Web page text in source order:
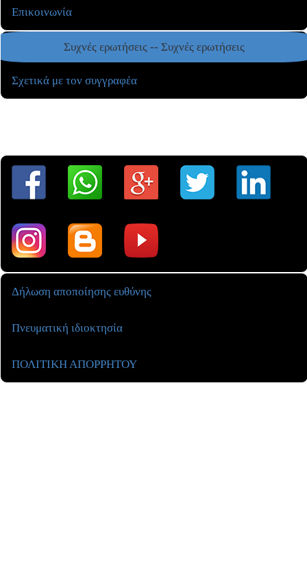
Επικοινωνία
Συχνές ερωτήσεις -- Συχνές ερωτήσεις
Σχετικά με τον συγγραφέα
Δήλωση αποποίησης ευθύνης
Πνευματική ιδιοκτησία
ΠΟΛΙΤΙΚΗ ΑΠΟΡΡΗΤΟΥ